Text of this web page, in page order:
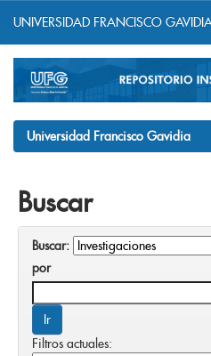
navigation
UNIVERSIDAD FRANCISCO
Universidad Francisco Gavidia
Buscar
Buscar:
por
Filtros actuales: